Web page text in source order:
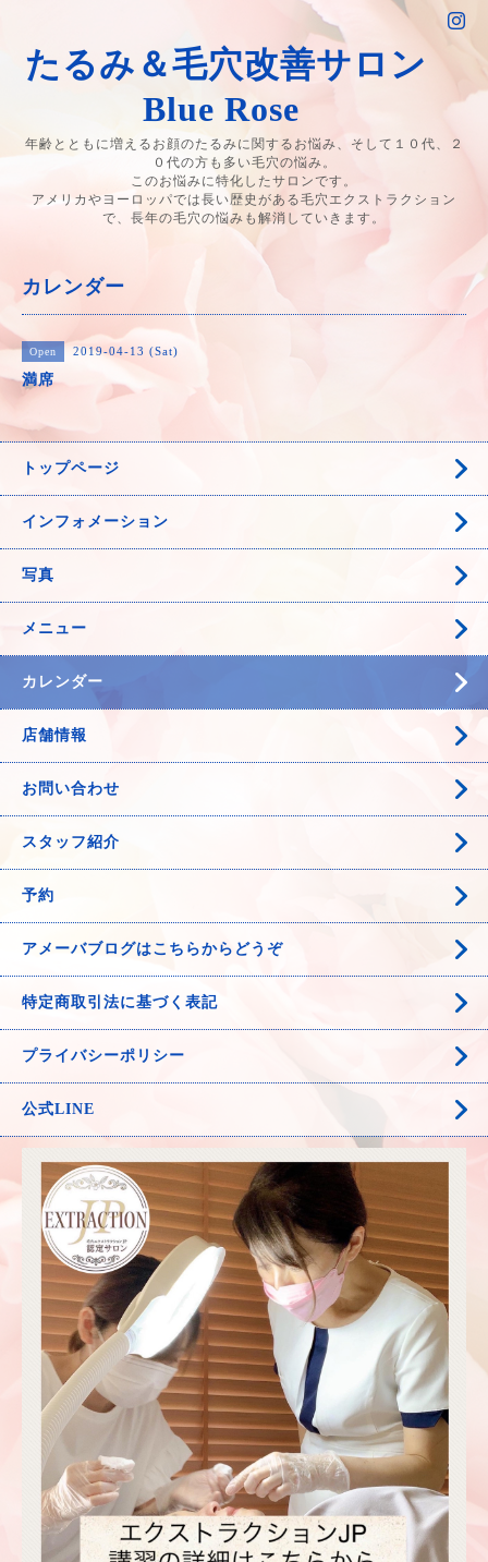
たるみ＆毛穴改善サロン
Blue Rose
年齢とともに増えるお顔のたるみに関するお悩み、そして１０代、２
０代の方も多い毛穴の悩み。
このお悩みに特化したサロンです。
アメリカやヨーロッパでは長い歴史がある毛穴エクストラクション
で、長年の毛穴の悩みも解消していきます。
カレンダー
Open 2019-04-13 (Sat)
満席
トップページ
インフォメーション
写真
メニュー
カレンダー
店舗情報
お問い合わせ
スタッフ紹介
予約
アメーバブログはこちらからどうぞ
特定商取引法に基づく表記
プライバシーポリシー
公式LINE